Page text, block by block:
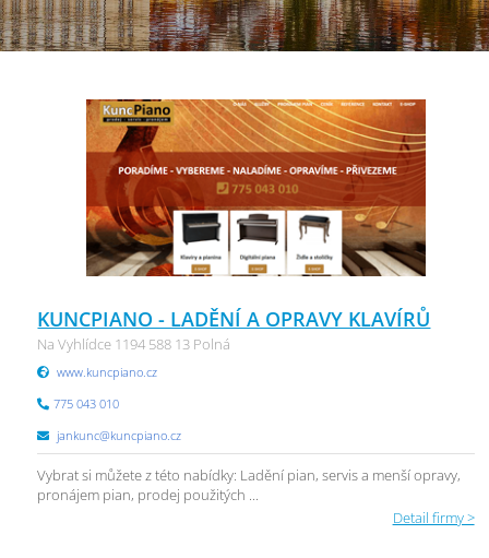
KUNCPIANO - LADĚNÍ A OPRAVY KLAVÍRŮ
Na Vyhlídce 1194 588 13 Polná
www.kuncpiano.cz
775 043 010
jankunc@kuncpiano.cz
Vybrat si můžete z této nabídky: Ladění pian, servis a menší opravy,
pronájem pian, prodej použitých ...
Detail firmy >